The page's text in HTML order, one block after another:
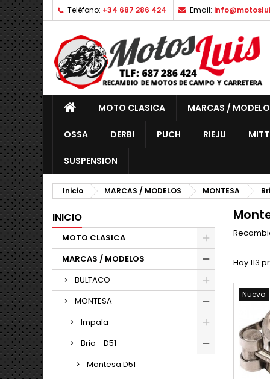
Teléfono: +34 687 286 424 Email:
MOTO CLASICA MARCAS /
OSSA DERBI PUCH RIEJU MITT
SUSPENSION
Inicio MARCAS / MODELOS MONTESA
INICIO
MOTO CLASICA
MARCAS / MODELOS
BULTACO
MONTESA
Impala
Brio - D51
Montesa D51
Hay 113
Nuevo